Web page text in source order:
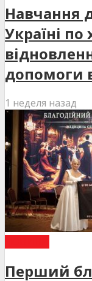
Навчання
Україні по
допомоги
1 неделя назад
Перший